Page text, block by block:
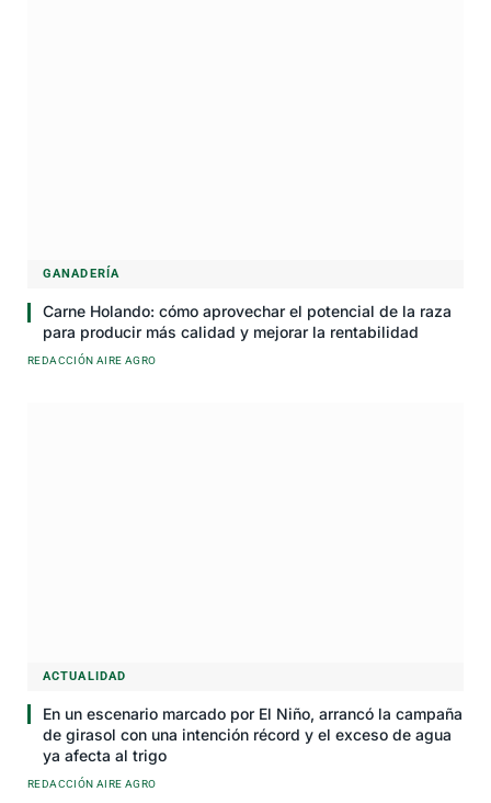
GANADERÍA
Carne Holando: cómo aprovechar el potencial de la raza
para producir más calidad y mejorar la rentabilidad
REDACCIÓN AIRE AGRO
ACTUALIDAD
En un escenario marcado por El Niño, arrancó la campaña
de girasol con una intención récord y el exceso de agua
ya afecta al trigo
REDACCIÓN AIRE AGRO